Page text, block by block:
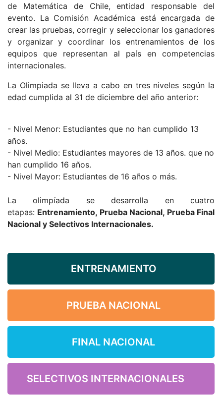
de Matemática de Chile, entidad responsable del
evento. La Comisión Académica está encargada de
crear las pruebas, corregir y seleccionar los ganadores
y organizar y coordinar los entrenamientos de los
equipos que representan al país en competencias
internacionales.
La Olimpiada se lleva a cabo en tres niveles según la
edad cumplida al 31 de diciembre del año anterior:
- Nivel Menor: Estudiantes que no han cumplido 13
años.
- Nivel Medio: Estudiantes mayores de 13 años. que no
han cumplido 16 años.
- Nivel Mayor: Estudiantes de 16 años o más.
La olimpíada se desarrolla en cuatro
etapas: Entrenamiento, Prueba Nacional, Prueba Final
Nacional y Selectivos Internacionales.
ENTRENAMIENTO
PRUEBA NACIONAL
FINAL NACIONAL
SELECTIVOS INTERNACIONALES